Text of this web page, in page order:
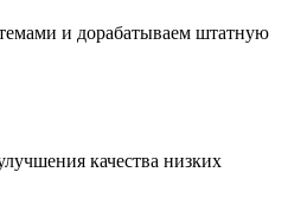
и дорабатываем штатную
качества низких